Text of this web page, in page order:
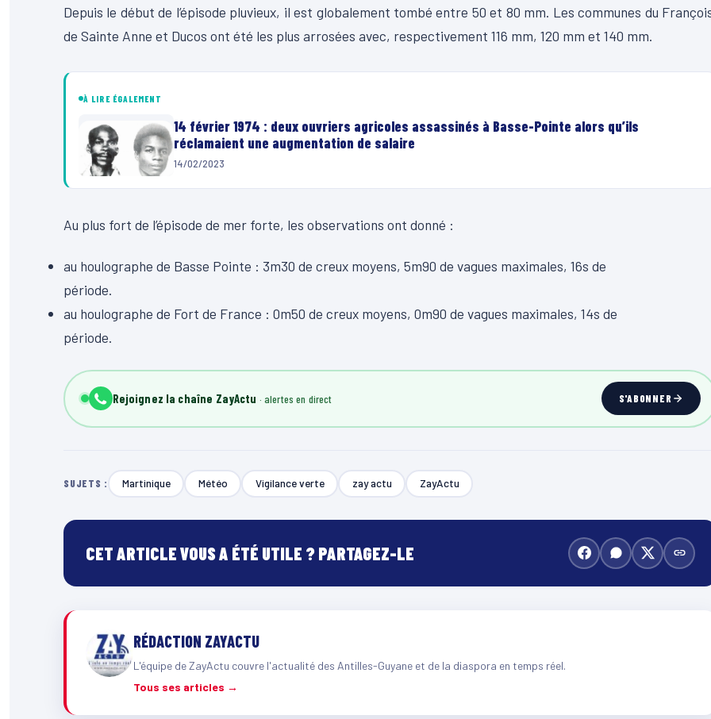
Depuis le début de l’épisode pluvieux, il est globalement tombé entre 50 et 80 mm. Les communes du
de Sainte Anne et Ducos ont été les plus arrosées avec, respectivement 116 mm, 120 mm et 140 mm.
À LIRE ÉGALEMENT
14 février 1974 : deux ouvriers agricoles assassinés à Basse-Pointe alors qu’ils
réclamaient une augmentation de salaire
14/02/2023
Au plus fort de l’épisode de mer forte, les observations ont donné :
au houlographe de Basse Pointe : 3m30 de creux moyens, 5m90 de vagues maximales, 16s de
période.
au houlographe de Fort de France : 0m50 de creux moyens, 0m90 de vagues maximales, 14s de
période.
Rejoignez la chaîne ZayActu S'ABONNER
SUJETS : Martinique Météo Vigilance verte zay actu ZayActu
CET ARTICLE VOUS A ÉTÉ UTILE ? PARTAGEZ-LE
RÉDACTION ZAYACTU
L'équipe de ZayActu couvre l'actualité des Antilles-Guyane et de la diaspora en temps réel.
Tous ses articles →